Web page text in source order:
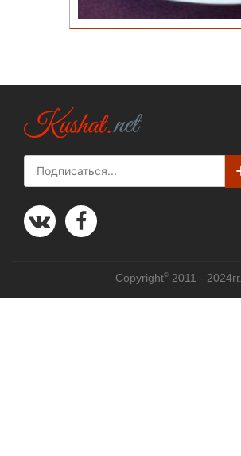
Copyright©2011 - 2024гг.